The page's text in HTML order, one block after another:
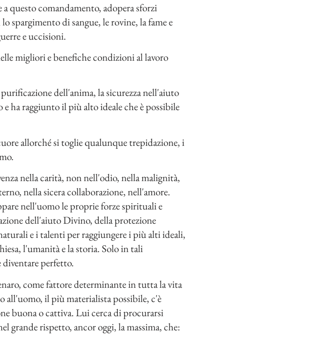
questo comandamento, adopera sforzi
spargimento di sangue, le rovine, la fame e
e uccisioni.
migliori e benefiche condizioni al lavoro
dell'anima, la sicurezza nell'aiuto
ha raggiunto il più alto ideale che è possibile
allorché si toglie qualunque trepidazione, i
nella carità, non nell'odio, nella malignità,
nella sicera collaborazione, nell'amore.
nell'uomo le proprie forze spirituali e
dell'aiuto Divino, della protezione
e i talenti per raggiungere i più alti ideali,
l'umanità e la storia. Solo in tali
perfetto.
come fattore determinante in tutta la vita
all'uomo, il più materialista possibile, c'è
buona o cattiva. Lui cerca di procurarsi
grande rispetto, ancor oggi, la massima, che: